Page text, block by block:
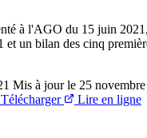
à l'AGO du 15 juin
et un bilan des cinq
Mis à jour le 25
Télécharger
Lire en ligne